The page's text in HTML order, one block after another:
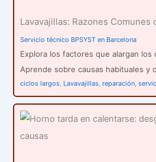
Lavavajillas: Razones Comunes
Servicio técnico BPSYST en Barcelona
Explora los factores que alargan los
Aprende sobre causas habituales y
ciclos largos Lavavajillas ,reparación ,